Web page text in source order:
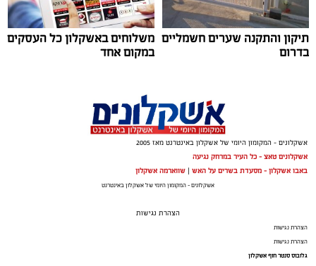
"איזו מדינה" – אלי לוזון שיר המחאה המזרחי הראשון
אם היה שיר שהיה יכול להתנגן ברקע כמעט בכל מערכת
תיקון והתקנה שערים חשמליים
בדרום
משלוחים באשקלון כל העסקים
במקום אחד
אשקלונים - המקומון היומי של אשקלון באינטרנט מאז 2005
אשקלונים טאצ - כל העיר במרחק נגיעה
באבו אשקלון - מסעדת בשרים על האש | שווארמה אשקלון
אשקלונים - המקומון היומי של אשקלון באינטרנט
הצהרת נגישות
הצהרת נגישות
הצהרת נגישות
גלובוס סנטר חוף אשקלון